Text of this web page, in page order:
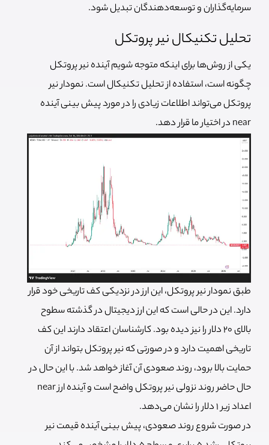
سرمایه‌گذاران و توسعه‌دهندگان تبدیل شود.
تحلیل تکنیکال نیر پروتکل
یکی از روش‌ها برای اینکه متوجه شویم آینده نیر پروتکل
چگونه است، استفاده از تحلیل تکنیکال است. نمودار نیر
پروتکل می‌تواند اطلاعات زیادی را در مورد پیش بینی آینده
near در اختیار ما قرار دهد.
طبق نمودار نیر پروتکل، این ارز در نزدیکی کف تاریخی خود قرار
دارد. این در حالی است که این ارز دیجیتال در گذشته سطوح
بالای 20 دلار را نیز دیده بود. کارشناسان اعتقاد دارند این کف
تاریخی اهمیت دارد و در صورتی که نیر پروتکل بتواند از آن
حمایت بالا برود، روند صعودی آن آغاز خواهد شد. با این حال در
حال حاضر روند نزولی نیر پروتکل واضح است و آینده ارز near
اعداد زیر 1 دلار را نشان می‌دهد.
در صورت شروع روند صعودی، پیش بینی آینده قیمت نیر